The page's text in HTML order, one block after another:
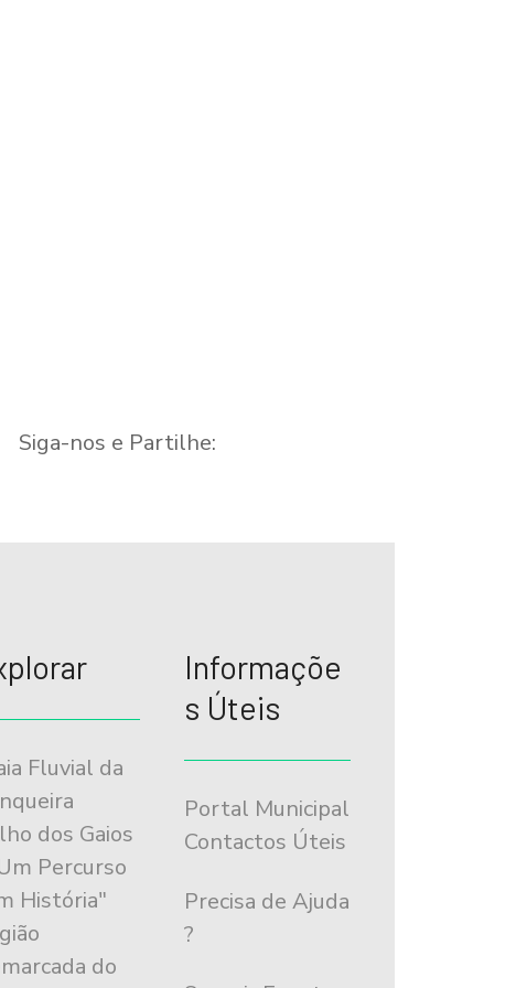
Siga-nos e Partilhe:
Fluvial da
dos Gaios
Percurso
História"
do
Informaçõe
s Úteis
Portal Municipal
Contactos Úteis
Precisa de Ajuda
?